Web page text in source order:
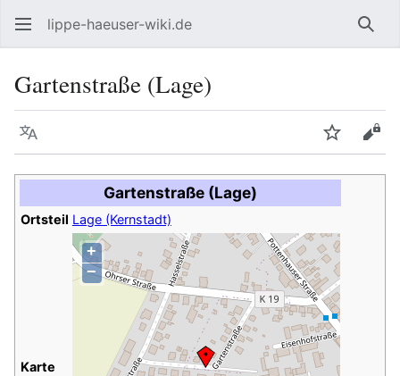
lippe-haeuser-wiki.de
Gartenstraße (Lage)
Sprache
Gartenstraße (Lage)
Ortsteil Lage (Kernstadt)
Karte
+
−